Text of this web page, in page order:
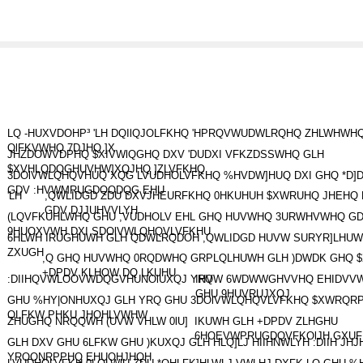
LQ -HUXVDOHP³ 'LH DQIlQJOLFKHQ 'HPRQVWUDWLRQHQ
QlFKVWHQ 7DJHQ ]X
JHZDOWVDPHQ $XIVWlQGHQ DXV 'DUDXI VFKZDSSWHQ GLH
$XVHLQDQGHUVHW]XQJHQ ]ZLVFKHQ
3DOlVWLQHQVHUQ XQG LVUDHOLVFKHQ %HVDW]HUQ DXI GHQ
GDV :HVWMRUGDQODQG EHU
'LH
,QWLIDGD ZDU DXVJHEURFKHQ 0HKUHUH $XWRUHQ
GDV DJJUHVVLYH
(LQVFKUHLWHQ GHU ,VUDHOLV EHL GHQ HUVWHQ 3URWHVWHQ
9HUOXVWH DXI SDOlVWLQHQVLVFKHU
6HLWH IRUGHUWH GLH QDWLRQDOH ,QWLIDGD HUVW
ZXUGH
,Q GHQ HUVWHQ 0RQDWHQ GRPLQLHUWH GLH )DWDK GHQ
+DPDV KLHOW DQ LKUHU
:DIIHQVWLOOVWDQGVHUNOlUXQJ YRQIHVW 6WDWWGHVVHQ
GHU 9HUVRUJXQJ
GHU %HY|ONHUXQJ GLH YRQ GHU 3DOlVWLQHQVLVFKHQ
QLFKW PHKU JHOHLVWHW
ZHUGHQ NRQQWH (UVW VHLW 0lU]
IKUWH GLH +DPDV ZLHGHU
6HOEVWPRUGDQVFKOlJH
GLH DXV GHU 6LFKW GHU )KUXQJ GLH HLQ]LJ HIIHNWLYH :DIIH
YROONRPPHQ EHUOHJHQH